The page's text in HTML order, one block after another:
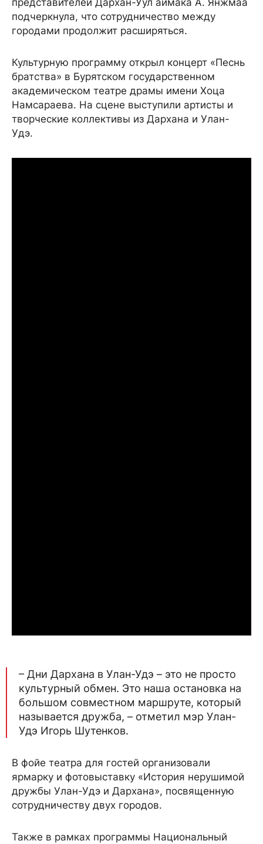
подчеркнула, что сотрудничество между
городами продолжит расширяться.
Культурную программу открыл концерт «Песнь
братства» в Бурятском государственном
академическом театре драмы имени Хоца
Намсараева. На сцене выступили артисты и
творческие коллективы из Дархана и Улан-
Удэ.
– Дни Дархана в Улан-Удэ – это не просто
культурный обмен. Это наша остановка на
большом совместном маршруте, который
называется дружба, – отметил мэр Улан-
Удэ Игорь Шутенков.
В фойе театра для гостей организовали
ярмарку и фотовыставку «История нерушимой
дружбы Улан-Удэ и Дархана», посвященную
сотрудничеству двух городов.
Также в рамках программы Национальный